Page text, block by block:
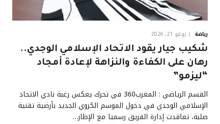
رياضة يوليو 21, 2026
شكيب جيار يقود الاتحاد الإسلامي الوجدي..
رهان على الكفاءة والنزاهة لإعادة أمجاد
“ليزمو”
القسم الرياضي : المغرب360 في تحرك يعكس رغبة نادي الاتحاد
الإسلامي الوجدي في دخول الموسم الكروي الجديد بأرضية تقنية
صلبة، تعاقدت إدارة الفريق رسميا مع الإطار…